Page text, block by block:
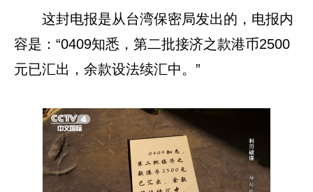
这封电报是从台湾保密局发出的，电报内
容是：“0409知悉，第二批接济之款港币2500
元已汇出，余款设法续汇中。”